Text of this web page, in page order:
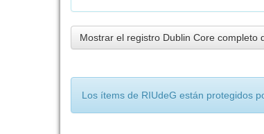
Mostrar el registro Dublin Core completo
Los ítems de RIUdeG están protegidos